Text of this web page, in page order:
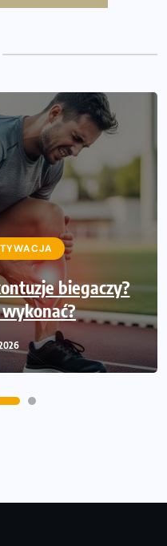
biegaczy?